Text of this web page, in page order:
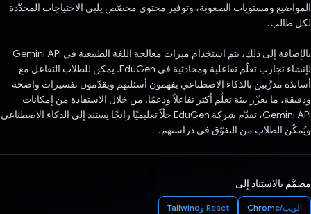
المواضيع ومستويات الصعوبة، وتوفير محتوى مخصّص يلبي الاحتياجات المحدّدة
لكل طالب.
بالإضافة إلى ذلك، يتم استخدام ميزات معالجة اللغة الطبيعية في Gemini API
لإنشاء تجارب تعلّم تفاعلية ومحادثية في EduGen. يمكن للطلاب التفاعل مع
أساتذة مدرَّبين بالذكاء الاصطناعي يفهمون أسئلتهم ويقدّمون تفسيرات واضحة
ودقيقة، ما يعزّز بيئة تعلّم أكثر تفاعلاً ودعمًا. من خلال الاستفادة من إمكانات
Gemini API، تقدّم شركة EduGen حلّاً تعليميًا رائجًا يستند إلى الذكاء الاصطناعي
ويُمكّن الطلاب من التفوّق في دراستهم.
مصمَّم بالاستناد إلى
الويب/Chrome React وTailwind